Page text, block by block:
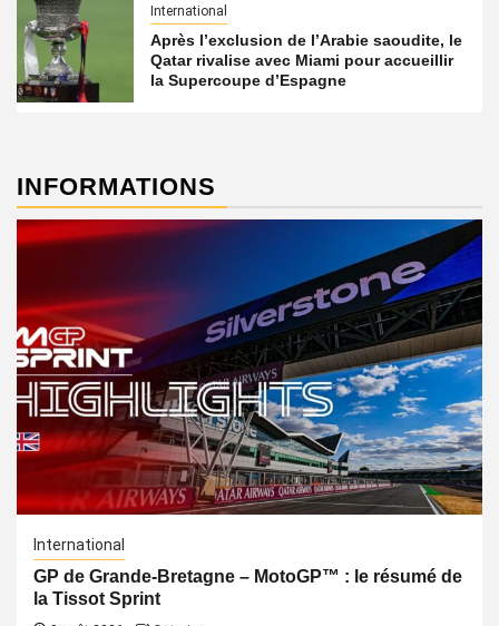
International
Après l’exclusion de l’Arabie saoudite, le
Qatar rivalise avec Miami pour accueillir
la Supercoupe d’Espagne
INFORMATIONS
International
GP de Grande-Bretagne – MotoGP™ : le résumé de
la Tissot Sprint